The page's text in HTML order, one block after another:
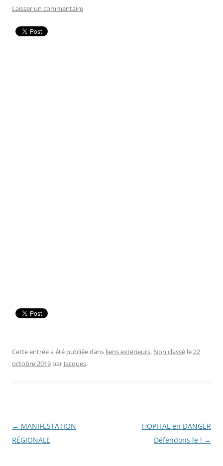
Laisser un commentaire
Cette entrée a été publiée dans liens extérieurs, Non classé le22
octobre 2019 par Jacques.
Navigation
des
← MANIFESTATION
RÉGIONALE
HOPITAL en DANGER
Défendons le ! →